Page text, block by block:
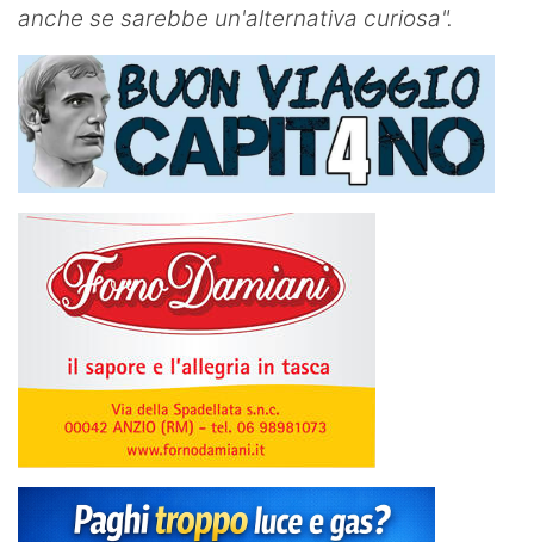
anche se sarebbe un'alternativa curiosa".